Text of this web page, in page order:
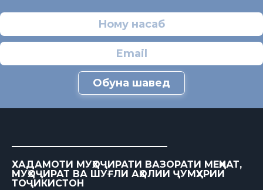
Обуна шавед
ХАДАМОТИ МУҲОҶИРАТИ ВАЗОРАТИ МЕҲНАТ,
МУҲОҶИРАТ ВА ШУҒЛИ АҲОЛИИ ҶУМҲУРИИ
ТОҶИКИСТОН